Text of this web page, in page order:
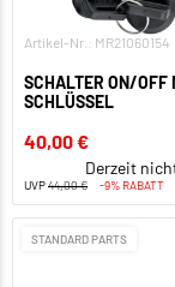
Artikel-Nr.: MR21060154
SCHALTER ON/OFF
SCHLÜSSEL
40,00 €
Derzeit
UVP44,00 € -9% RABATT
STANDARD PARTS